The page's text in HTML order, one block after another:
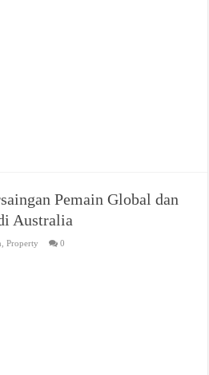
Pemain Global dan
Australia
,Property 0